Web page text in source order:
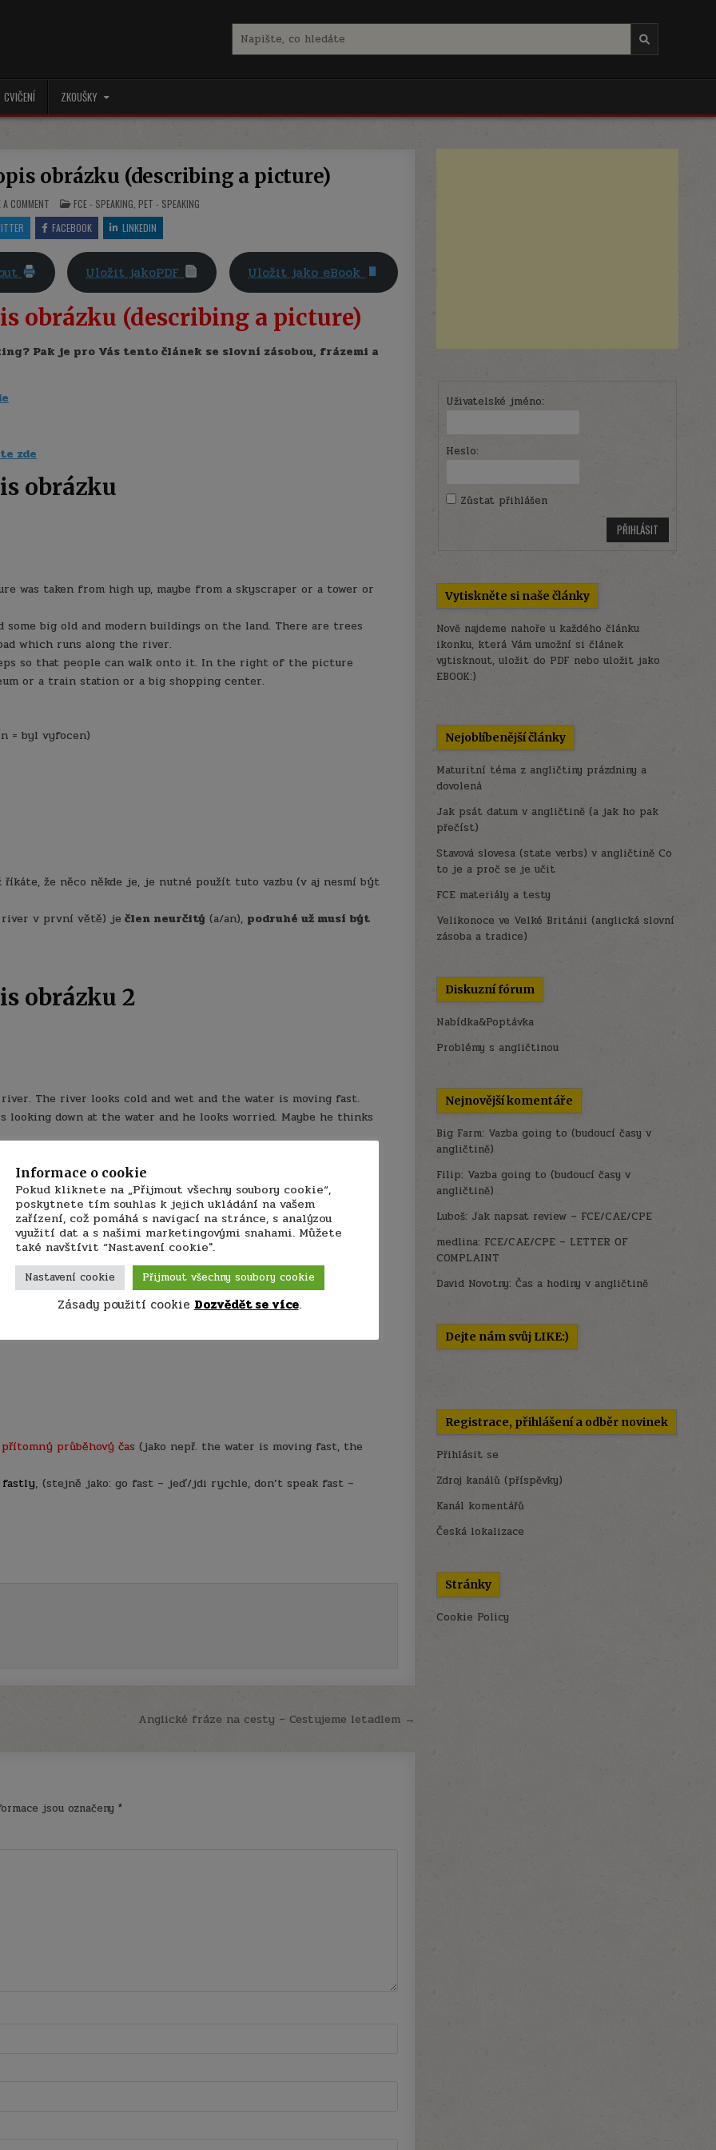
for:
CVIČENÍ ZKOUŠKY
obrázku (describing a picture)
A COMMENT ON
PET
FCE
SPEAKING
POPIS
OBRÁZKU
(DESCRIBING
A
POSTED
IN
FCE - SPEAKING PET - SPEAKING
FACEBOOK LINKEDIN
Uložit jakoPDF Uložit jako eBook
obrázku (describing a picture)
Pak je pro Vás tento článek se slovní zásobou, frázemi a
zde
obrázku
was taken from high up, maybe from a skyscraper or a tower or
big old and modern buildings on the land. There are trees
which runs along the river.
so that people can walk onto it. In the right of the picture
or a train station or a big shopping center.
= byl vyfocen)
říkáte, že něco někde je, je nutné použít tuto vazbu (v aj nesmí být
river v první větě) je člen neurčitý (a/an), podruhé už musí být
obrázku 2
The river looks cold and wet and the water is moving fast.
looking down at the water and he looks worried. Maybe he thinks
He’s only wearing a teeshirt, so maybe it is not very
near a bridge or a wall. There could be something coming, or
school. I hope they are enjoying themselves!
na slova píničky: don’t worry, be happy?)
přítomný průběhový čas (jako nepř. the water is moving fast, the
fastly‚ (stejně jako: go fast – jeď/jdi rychle, don’t speak fast –
Anglické fráze na cesty – Cestujeme letadlem →
jsou označeny*
Uživatelské jméno:
Heslo:
Zůstat přihlášen
PŘIHLÁSIT
Vytiskněte si naše články
Nově najdeme nahoře u každého článku
ikonku, která Vám umožní si článek
vytisknout, uložit do PDF nebo uložit jako
EBOOK:)
Nejoblíbenější články
Maturitní téma z angličtiny prázdniny a
dovolená
Jak psát datum v angličtině (a jak ho pak
přečíst)
Stavová slovesa (state verbs) v angličtině Co
to je a proč se je učit
FCE materiály a testy
Velikonoce ve Velké Británii (anglická slovní
zásoba a tradice)
Diskuzní fórum
Nabídka&Poptávka
Problémy s angličtinou
Nejnovější komentáře
Big Farm: Vazba going to (budoucí časy v
angličtině)
Filip: Vazba going to (budoucí časy v
angličtině)
Luboš: Jak napsat review – FCE/CAE/CPE
medlina: FCE/CAE/CPE – LETTER OF
COMPLAINT
David Novotny:Čas a hodiny v angličtině
Dejte nám svůj LIKE:)
Registrace, přihlášení a odběr novinek
Přihlásit se
Zdroj kanálů (příspěvky)
Kanál komentářů
Česká lokalizace
Stránky
Cookie Policy
Informace o cookie
Pokud kliknete na „Přijmout všechny soubory cookie“,
poskytnete tím souhlas k jejich ukládání na vašem
zařízení, což pomáhá s navigací na stránce, s analýzou
využití dat a s našimi marketingovými snahami. Můžete
také navštívit “Nastavení cookie".
Nastavení cookie Přijmout všechny soubory cookie
Zásady použití cookie Dozvědět se více.